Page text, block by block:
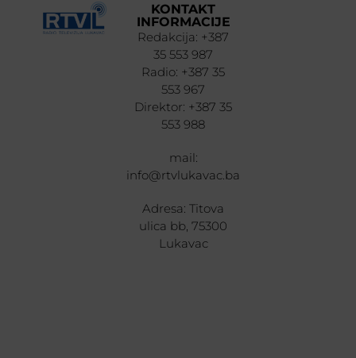
KONTAKT
INFORMACIJE
Redakcija: +387
35 553 987
Radio: +387 35
553 967
Direktor: +387 35
553 988
mail:
info@rtvlukavac.ba
Adresa: Titova
ulica bb, 75300
Lukavac